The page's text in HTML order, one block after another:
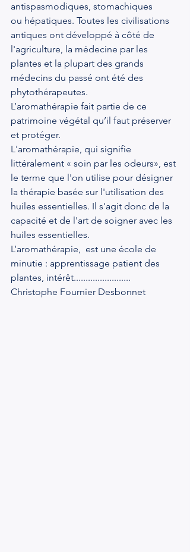
antispasmodiques, stomachiques
ou hépatiques. Toutes les civilisations
antiques ont développé à côté de
l'agriculture, la médecine par les
plantes et la plupart des grands
médecins du passé ont été des
phytothérapeutes.
L’aromathérapie fait partie de ce
patrimoine végétal qu’il faut préserver
et protéger.
L'aromathérapie, qui signifie
littéralement « soin par les odeurs», est
le terme que l'on utilise pour désigner
la thérapie basée sur l'utilisation des
huiles essentielles. Il s'agit donc de la
capacité et de l'art de soigner avec les
huiles essentielles.
L’aromathérapie,  est une école de
minutie : apprentissage patient des
plantes, intérêt........................
Christophe Fournier Desbonnet